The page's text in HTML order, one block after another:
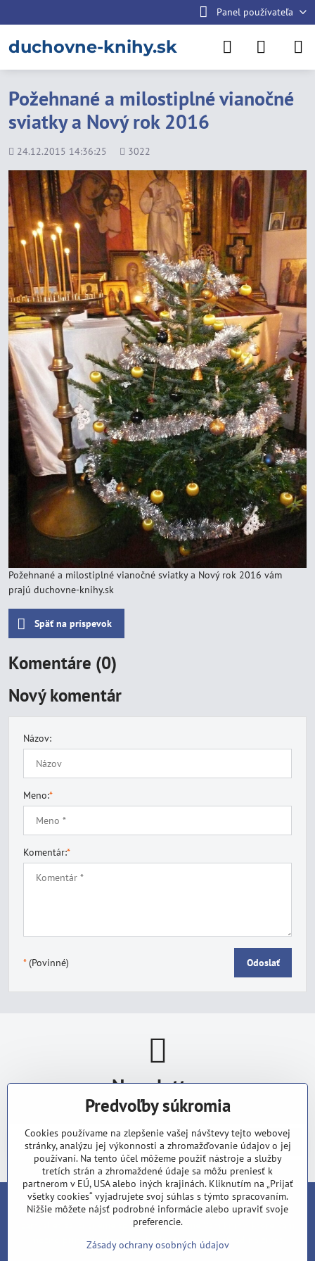
Panel používateľa
duchovne-knihy.sk
Požehnané a milostiplné vianočné
sviatky a Nový rok 2016
Pridané
24.12.2015 14:36:25
Počet
3022
Požehnané a milostiplné vianočné sviatky a Nový rok 2016 vám
prajú duchovne-knihy.sk
Späť na príspevok
Komentáre (0)
Nový komentár
Názov:
Meno:*
Komentár:*
*(Povinné) Odoslať
Newsletter
Odoberať naše novinky:
Odoberať
V dobe, keď všade vládne zhon a stres, je načase zastaviť sa a
zamyslieť sa, či žijeme správne. Prinášame Vám knihy, ktoré Vám
možno prinesú odpovede, hodnoty a nový nahľad na život.
Predvoľby súkromia
Cookies používame na zlepšenie vašej návštevy tejto webovej
stránky, analýzu jej výkonnosti a zhromažďovanie údajov o jej
používaní. Na tento účel môžeme použiť nástroje a služby
tretích strán a zhromaždené údaje sa môžu preniesť k
partnerom v EÚ, USA alebo iných krajinách. Kliknutím na „Prijať
všetky cookies“ vyjadrujete svoj súhlas s týmto spracovaním.
Nižšie môžete nájsť podrobné informácie alebo upraviť svoje
preferencie.
Zásady ochrany osobných údajov